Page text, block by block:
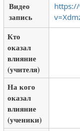
Видео
запись
Кто
оказал
влияние
(учителя)
На кого
оказал
влияние
(ученики)